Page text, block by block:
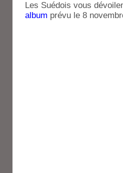
Les Suédois vous
album prévu le 8